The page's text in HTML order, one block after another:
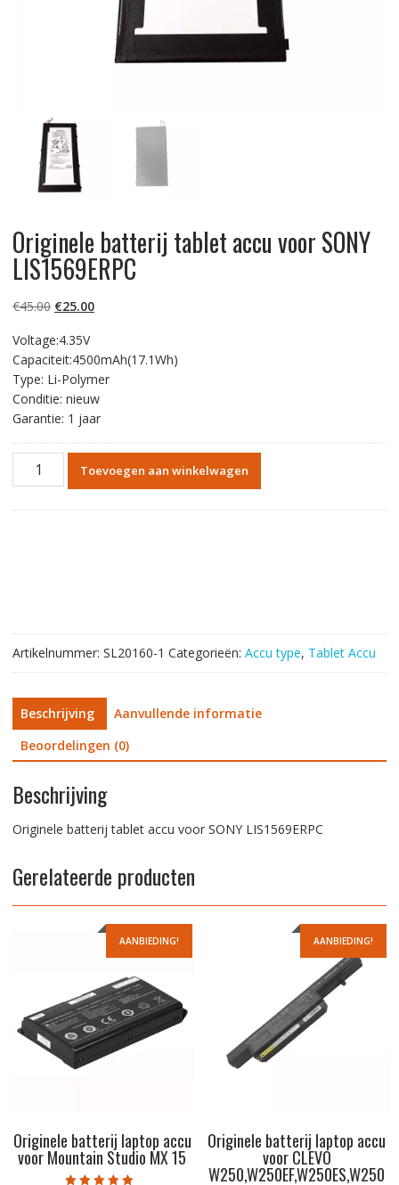
Originele batterij tablet accu voor SONY
LIS1569ERPC
€45.00 Oorspronkelijke
was:
€45.00.
€25.00Huidige
€25.00.
Voltage:4.35V
Capaciteit:4500mAh(17.1Wh)
Type: Li-Polymer
Conditie: nieuw
Garantie: 1 jaar
Originele
batterij
Toevoegen aan winkelwagen
Artikelnummer: SL20160-1 Categorieën: Accu type, Tablet Accu
Beschrijving
Aanvullende informatie
Beoordelingen (0)
Beschrijving
Originele batterij tablet accu voor SONY LIS1569ERPC
Gerelateerde producten
AANBIEDING!
Originele batterij laptop accu
voor Mountain Studio MX 15
AANBIEDING!
Originele batterij laptop accu
voor CLEVO
W250,W250EF,W250ES,W250